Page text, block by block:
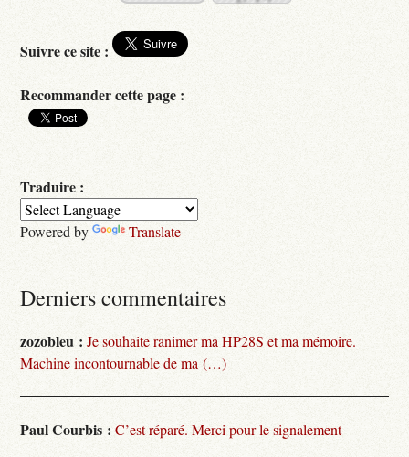
Suivre ce site :
Recommander cette page :
Traduire :
Powered by Translate
Derniers commentaires
zozobleu : Je souhaite ranimer ma HP28S et ma mémoire.
Machine incontournable de ma (…)
Paul Courbis : C’est réparé. Merci pour le signalement